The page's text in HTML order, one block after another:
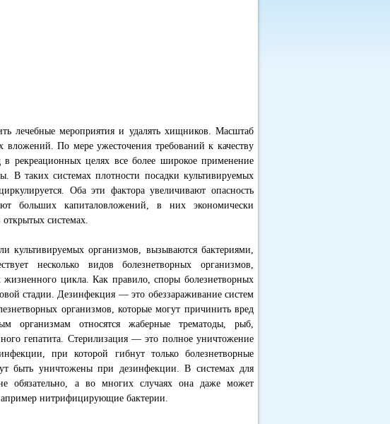
лечебные мероприятия и удалять хищников. Масштаб
вложений. По мере ужесточения требований к качеству
рекреационных целях все более широкое применение
В таких системах плотности посадки культивируемых
Оба эти фактора увеличивают опасность
больших капиталовложений, в них экономически
открытых системах.
культивируемых организмов, вызываются бактериями,
несколько видов болезнетворных организмов,
цикла. Как правило, споры болезнетворных
стадии. Дезинфекция — это обеззараживание систем
организмов, которые могут причинить вред
организмам относятся жаберные трематоды, рыб,
гепатита. Стерилизация — это полное уничтожение
при которой гибнут только болезнетворные
быть уничтожены при дезинфекции. В системах для
обязательно, а во многих случаях она даже может
нитрифицирующие бактерии.